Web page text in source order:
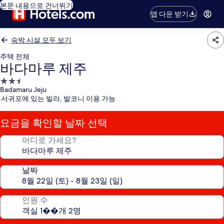
본문 내용으로 건너뛰기
앱 다운 받기
숙박 시설 모두 보기
주택 전체
바다마루 제주
2.5
성
급
숙
박
시
Badamaru Jeju
서귀포에 있는 빌라, 발코니 이용 가능
요금을 확인할 날짜 선택
어디로 가세요?
날짜
인원 수